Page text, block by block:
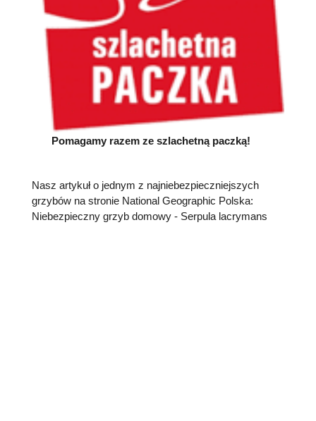
Pomagamy razem ze szlachetną paczką!
Nasz artykuł o jednym z najniebezpieczniejszych
grzybów na stronie National Geographic Polska:
Niebezpieczny grzyb domowy - Serpula lacrymans